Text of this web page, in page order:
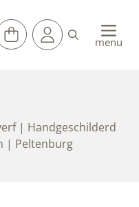
menu
| Handgeschilderd
| Peltenburg